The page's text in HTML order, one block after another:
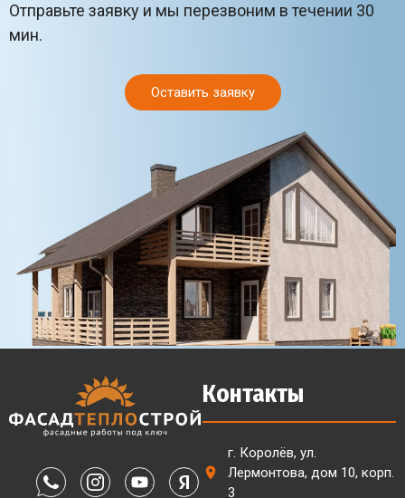
Отправьте заявку и мы перезвоним в течении 30
мин.
Оставить заявку
Контакты
г. Королёв, ул.
Лермонтова, дом 10, корп.
3